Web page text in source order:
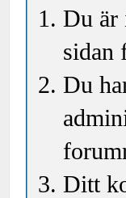
Du är
sidan
Du
Ditt